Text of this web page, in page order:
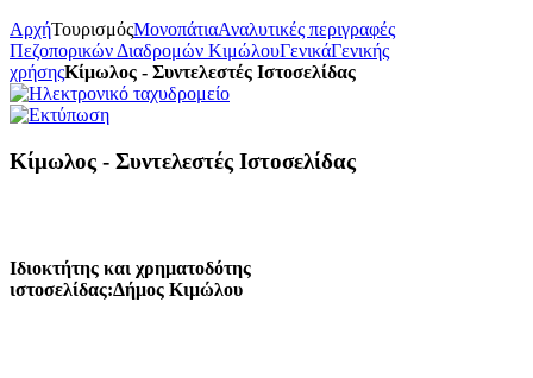
ΑρχήΤουρισμόςΜονοπάτιαΑναλυτικές περιγραφές
Πεζοπορικών Διαδρομών ΚιμώλουΓενικάΓενικής
χρήσηςΚίμωλος - Συντελεστές Ιστοσελίδας
Κίμωλος - Συντελεστές Ιστοσελίδας
Ιδιοκτήτης και χρηματοδότης
ιστοσελίδας:Δήμος Κιμώλου